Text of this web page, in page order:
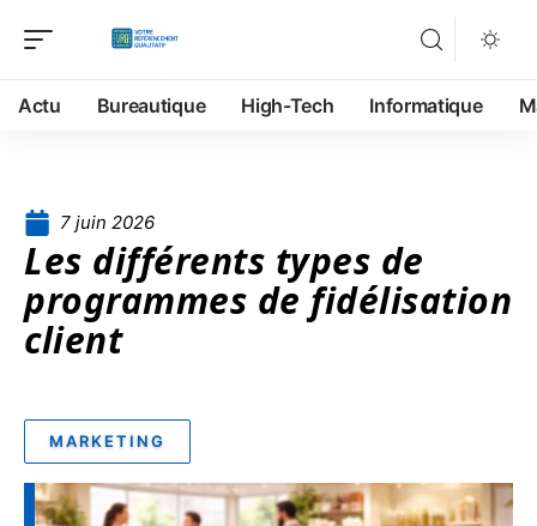
Actu Bureautique High-Tech Informatique
7 juin 2026
Les différents types de
programmes de fidélisation
client
MARKETING